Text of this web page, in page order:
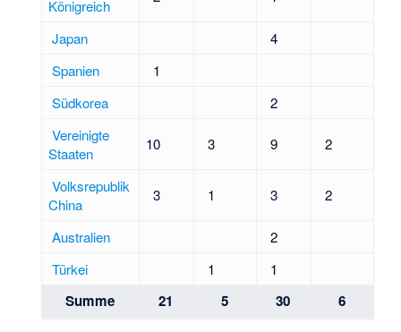
Königreich
Japan
4
Spanien
1
Südkorea
2
Vereinigte
Staaten
10 3 9 2
Volksrepublik
China
3 1 3 2
Australien
2
Türkei
1 1
Summe 21 5 30 6